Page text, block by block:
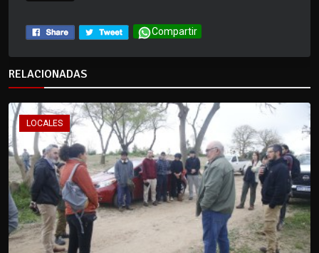
Compartir
RELACIONADAS
LOCALES